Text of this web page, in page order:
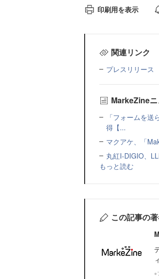
印刷用を表示
関連リンク
プレスリリース
MarkeZine
「フォームを
得【...
マクアケ、「
丸紅I-DIGIO、
もっと読む
この記事の
※